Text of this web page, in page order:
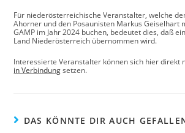
Für niederösterreichische Veranstalter, welche
Ahorner und den Posaunisten Markus Geiselhart
GAMP im Jahr 2024 buchen, bedeutet dies, daß
Land Niederösterreich übernommen wird.
Interessierte Veranstalter können sich hier direkt
in Verbindungsetzen.
DAS KÖNNTE DIR AUCH